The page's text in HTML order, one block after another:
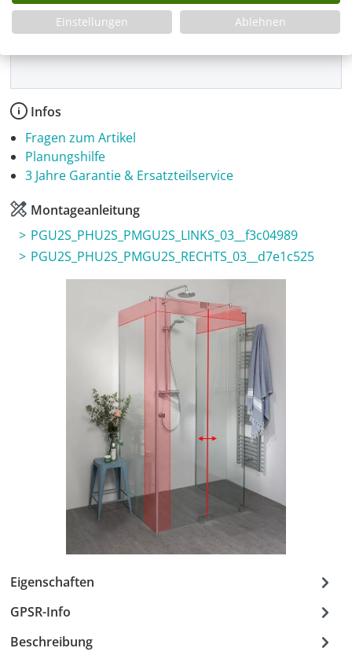
Produkt Anzahl: Gib den gewünschten
In den Warenkorb
Infos
Fragen zum Artikel
Planungshilfe
3 Jahre Garantie & Ersatzteilservice
Montageanleitung
PGU2S_PHU2S_PMGU2S_LINKS_03__f3c04989
PGU2S_PHU2S_PMGU2S_RECHTS_03__d7e1c525
Eigenschaften
GPSR-Info
Beschreibung
Einstellungen
Ablehnen